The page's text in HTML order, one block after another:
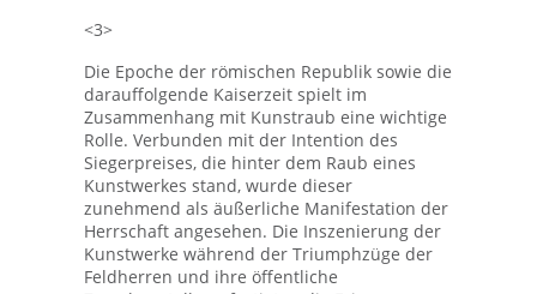
<3>
Die Epoche der römischen Republik sowie die
darauffolgende Kaiserzeit spielt im
Zusammenhang mit Kunstraub eine wichtige
Rolle. Verbunden mit der Intention des
Siegerpreises, die hinter dem Raub eines
Kunstwerkes stand, wurde dieser
zunehmend als äußerliche Manifestation der
Herrschaft angesehen. Die Inszenierung der
Kunstwerke während der Triumphzüge der
Feldherren und ihre öffentliche